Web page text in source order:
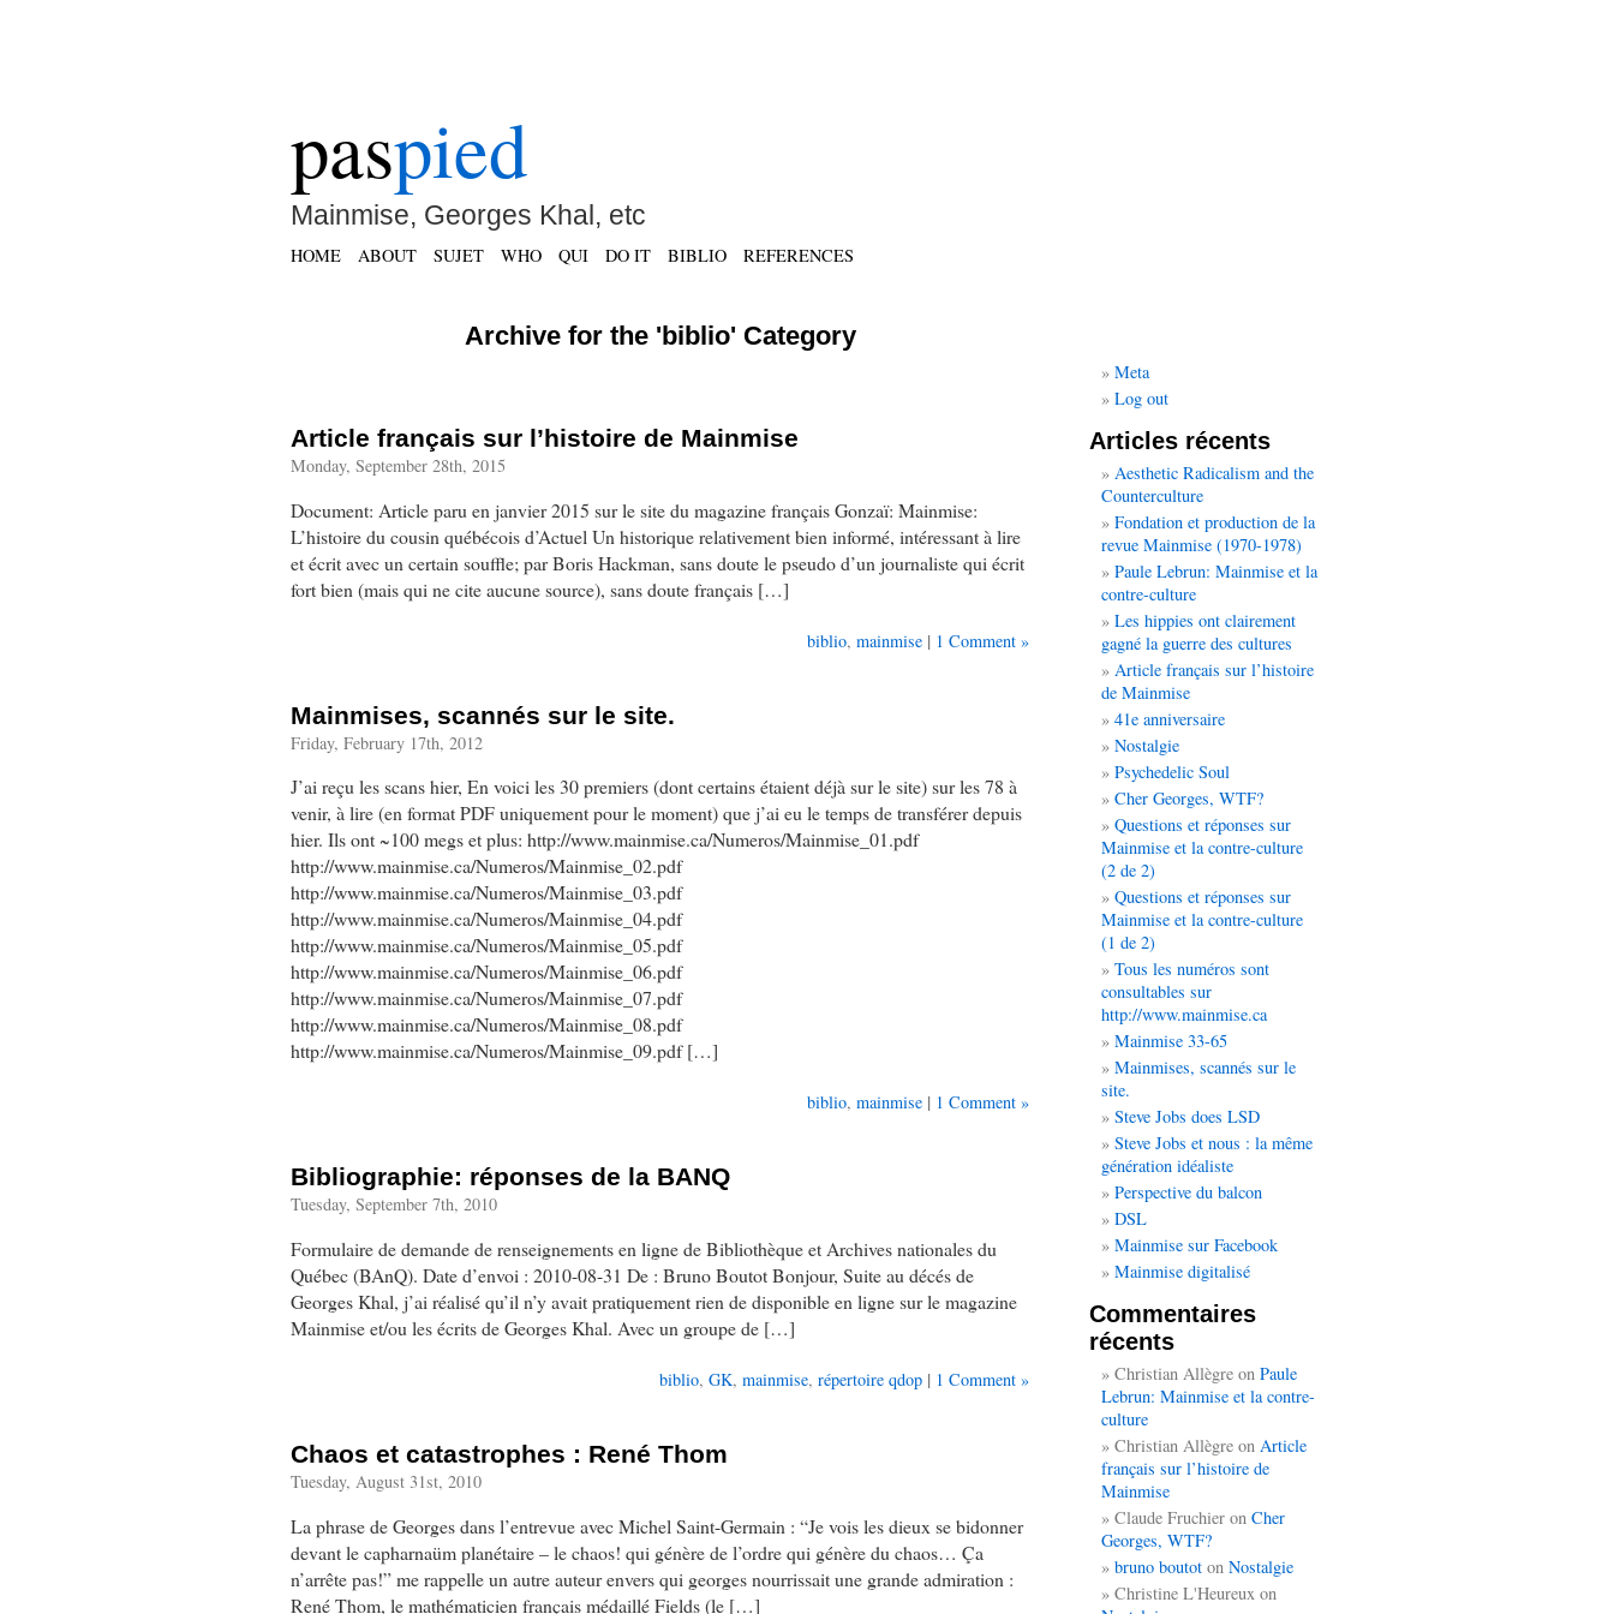
paspied
Mainmise, Georges Khal, etc
HOME ABOUT SUJET WHO QUI DO IT BIBLIO REFERENCES
Archive for the 'biblio' Category
Article français sur l’histoire de Mainmise
Monday, September 28th, 2015
Document: Article paru en janvier 2015 sur le site du magazine français Gonzaï: Mainmise:
L’histoire du cousin québécois d’Actuel Un historique relativement bien informé, intéressant à lire
et écrit avec un certain souffle; par Boris Hackman, sans doute le pseudo d’un journaliste qui écrit
fort bien (mais qui ne cite aucune source), sans doute français […]
biblio, mainmise | 1 Comment »
Mainmises, scannés sur le site.
Friday, February 17th, 2012
J’ai reçu les scans hier, En voici les 30 premiers (dont certains étaient déjà sur le site) sur les 78 à
venir, à lire (en format PDF uniquement pour le moment) que j’ai eu le temps de transférer depuis
hier. Ils ont ~100 megs et plus: http://www.mainmise.ca/Numeros/Mainmise_01.pdf
http://www.mainmise.ca/Numeros/Mainmise_02.pdf
http://www.mainmise.ca/Numeros/Mainmise_03.pdf
http://www.mainmise.ca/Numeros/Mainmise_04.pdf
http://www.mainmise.ca/Numeros/Mainmise_05.pdf
http://www.mainmise.ca/Numeros/Mainmise_06.pdf
http://www.mainmise.ca/Numeros/Mainmise_07.pdf
http://www.mainmise.ca/Numeros/Mainmise_08.pdf
http://www.mainmise.ca/Numeros/Mainmise_09.pdf […]
biblio, mainmise | 1 Comment »
Bibliographie: réponses de la BANQ
Tuesday, September 7th, 2010
Formulaire de demande de renseignements en ligne de Bibliothèque et Archives nationales du
Québec (BAnQ). Date d’envoi : 2010-08-31 De : Bruno Boutot Bonjour, Suite au décés de
Georges Khal, j’ai réalisé qu’il n’y avait pratiquement rien de disponible en ligne sur le magazine
Mainmise et/ou les écrits de Georges Khal. Avec un groupe de […]
biblio, GK, mainmise, répertoire qdop | 1 Comment »
Chaos et catastrophes : René Thom
Tuesday, August 31st, 2010
La phrase de Georges dans l’entrevue avec Michel Saint-Germain : “Je vois les dieux se bidonner
devant le capharnaüm planétaire – le chaos! qui génère de l’ordre qui génère du chaos… Ça
n’arrête pas!” me rappelle un autre auteur envers qui georges nourrissait une grande admiration :
René Thom, le mathématicien français médaillé Fields (le […]
Meta
Log out
Articles récents
Aesthetic Radicalism and the
Counterculture
Fondation et production de la
revue Mainmise (1970-1978)
Paule Lebrun: Mainmise et la
contre-culture
Les hippies ont clairement
gagné la guerre des cultures
Article français sur l’histoire
de Mainmise
41e anniversaire
Nostalgie
Psychedelic Soul
Cher Georges, WTF?
Questions et réponses sur
Mainmise et la contre-culture
(2 de 2)
Questions et réponses sur
Mainmise et la contre-culture
(1 de 2)
Tous les numéros sont
consultables sur
http://www.mainmise.ca
Mainmise 33-65
Mainmises, scannés sur le
site.
Steve Jobs does LSD
Steve Jobs et nous : la même
génération idéaliste
Perspective du balcon
DSL
Mainmise sur Facebook
Mainmise digitalisé
Commentaires
récents
Christian Allègre on Paule
Lebrun: Mainmise et la contre-
culture
Christian Allègre on Article
français sur l’histoire de
Mainmise
Claude Fruchier on Cher
Georges, WTF?
bruno boutot on Nostalgie
Christine L'Heureux on